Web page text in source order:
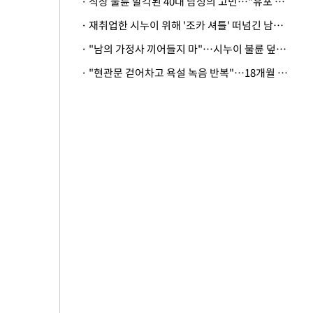
· 재취업한 시누이 위해 '조카 셔틀' 떠넘긴 남편…아내 "난 못한다"
· "남의 가정사 끼어들지 마"…시누이 불륜 덮으려는 남편에 억울한 아내
· "현관문 걷어차고 욕설 녹음 반복"…18개월 아기 키우는 집 뒤흔든 '앞집의 비극'